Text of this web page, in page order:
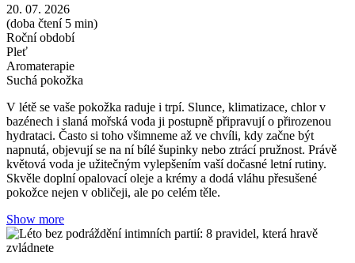
20. 07. 2026
(doba čtení 5 min)
Roční období
Pleť
Aromaterapie
Suchá pokožka
V létě se vaše pokožka raduje i trpí. Slunce, klimatizace, chlor v
bazénech i slaná mořská voda ji postupně připravují o přirozenou
hydrataci. Často si toho všimneme až ve chvíli, kdy začne být
napnutá, objevují se na ní bílé šupinky nebo ztrácí pružnost. Právě
květová voda je užitečným vylepšením vaší dočasné letní rutiny.
Skvěle doplní opalovací oleje a krémy a dodá vláhu přesušené
pokožce nejen v obličeji, ale po celém těle.
Show more